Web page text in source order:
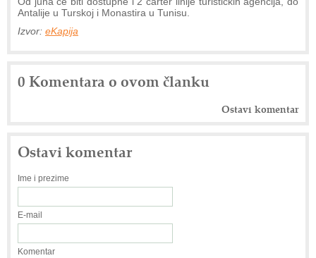
Antalije u Turskoj i Monastira u Tunisu.
Izvor: eKapija
0 Komentara o ovom članku
Ostavi komentar
Ostavi komentar
Ime i prezime
E-mail
Komentar